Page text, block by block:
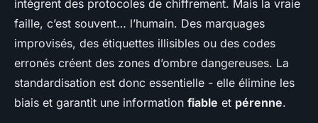
intègrent des protocoles de chiffrement. Mais la vraie
faille, c’est souvent… l’humain. Des marquages
improvisés, des étiquettes illisibles ou des codes
erronés créent des zones d’ombre dangereuses. La
standardisation est donc essentielle - elle élimine les
biais et garantit une information fiable et pérenne.